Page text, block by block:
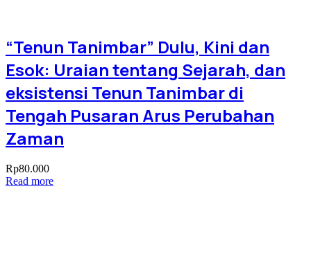
“Tenun Tanimbar” Dulu, Kini dan
Esok: Uraian tentang Sejarah, dan
eksistensi Tenun Tanimbar di
Tengah Pusaran Arus Perubahan
Zaman
Rp80.000
Read more